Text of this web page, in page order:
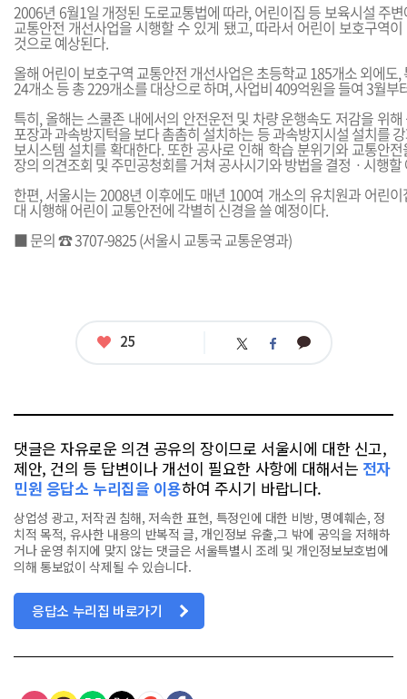
2006년 6월1일 개정된 도로교통법에 따라, 어린이집 등 보육시설 주
교통안전 개선사업을 시행할 수 있게 됐고, 따라서 어린이 보호구역
것으로 예상된다.
올해 어린이 보호구역 교통안전 개선사업은 초등학교 185개소 외에도
24개소 등 총 229개소를 대상으로 하며, 사업비 409억원을 들여 3월부
특히, 올해는 스쿨존 내에서의 안전운전 및 차량 운행속도 저감을 위
포장과 과속방지턱을 보다 촘촘히 설치하는 등 과속방지시설 설치를
보시스템 설치를 확대한다. 또한 공사로 인해 학습 분위기와 교통안
장의 의견조회 및 주민공청회를 거쳐 공사시기와 방법을 결정ㆍ시행할
한편, 서울시는 2008년 이후에도 매년 100여 개소의 유치원과 어린
대 시행해 어린이 교통안전에 각별히 신경을 쓸 예정이다.
■ 문의 ☎ 3707-9825 (서울시 교통국 교통운영과)
좋
25 트 페 카
댓글은 자유로운 의견 공유의 장이므로 서울시에 대한 신고,
제안, 건의 등 답변이나 개선이 필요한 사항에 대해서는 전자
민원 응답소 누리집을 이용하여 주시기 바랍니다.
상업성 광고, 저작권 침해, 저속한 표현, 특정인에 대한 비방, 명예훼손, 정
치적 목적, 유사한 내용의 반복적 글, 개인정보 유출,그 밖에 공익을 저해하
거나 운영 취지에 맞지 않는 댓글은 서울특별시 조례 및 개인정보보호법에
의해 통보없이 삭제될 수 있습니다.
응답소 누리집 바로가기